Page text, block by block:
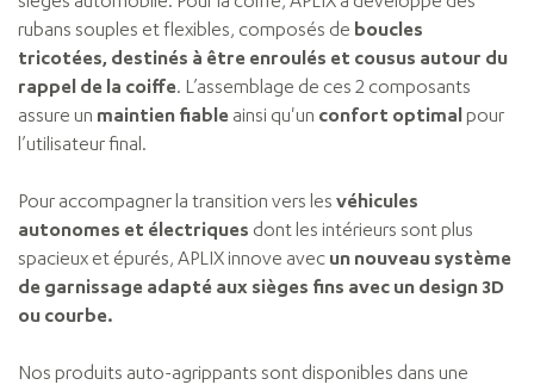
rubans souples et flexibles, composés de boucles
tricotées, destinés à être enroulés et cousus autour du
rappel de la coiffe. L’assemblage de ces 2 composants
assure un maintien fiable ainsi qu'un confort optimalpour
l’utilisateur final.
Pour accompagner la transition vers les véhicules
autonomes et électriques dont les intérieurs sont plus
spacieux et épurés, APLIX innove avec un nouveau système
de garnissage adapté aux sièges fins avec un design 3D
ou courbe.
Nos produits auto-agrippants sont disponibles dans une